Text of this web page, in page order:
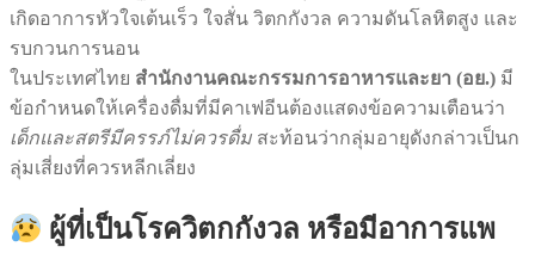
เกิดอาการหัวใจเต้นเร็ว ใจสั่น วิตกกังวล ความดันโลหิตสูง และ
รบกวนการนอน
ในประเทศไทย สำนักงานคณะกรรมการอาหารและยา (อย.) มี
ข้อกำหนดให้เครื่องดื่มที่มีคาเฟอีนต้องแสดงข้อความเตือนว่า
เด็กและสตรีมีครรภ์ไม่ควรดื่ม สะท้อนว่ากลุ่มอายุดังกล่าวเป็นก
ลุ่มเสี่ยงที่ควรหลีกเลี่ยง
ผู้ที่เป็นโรควิตกกังวล หรือมีอาการแพ